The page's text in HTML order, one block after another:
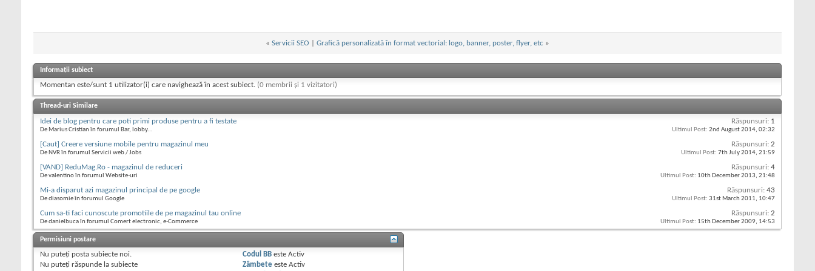
« Servicii SEO Grafică personalizată în format vectorial: logo, banner, poster, flyer, etc »
Informații subiect
Momentan este/sunt 1 utilizator(i) care navighează în acest subiect. (0 membrii și 1 vizitatori)
Thread-uri Similare
Idei de blog pentru care poti primi produse pentru a fi testate
De Marius Cristian în forumul Bar, lobby...
Răspunsuri: 1
Ultimul Post: 2nd August 2014, 02:32
[Caut] Creere versiune mobile pentru magazinul meu
De NVR în forumul Servicii web / Jobs
Răspunsuri: 2
Ultimul Post: 7th July 2014, 21:59
[VAND] ReduMag.Ro - magazinul de reduceri
De valentino în forumul Website-uri
Răspunsuri: 4
Ultimul Post: 10th December 2013, 21:48
Mi-a disparut azi magazinul principal de pe google
De diasomie în forumul Google
Răspunsuri: 43
Ultimul Post: 31st March 2011, 10:47
Cum sa-ti faci cunoscute promotiile de pe magazinul tau online
De danielbuca în forumul Comert electronic, e-Commerce
Răspunsuri: 2
Ultimul Post: 15th December 2009, 14:53
Permisiuni postare
Nu puteţi posta subiecte noi.
Nu puteţi răspunde la subiecte
Codul BB esteActiv
Zâmbete esteActiv